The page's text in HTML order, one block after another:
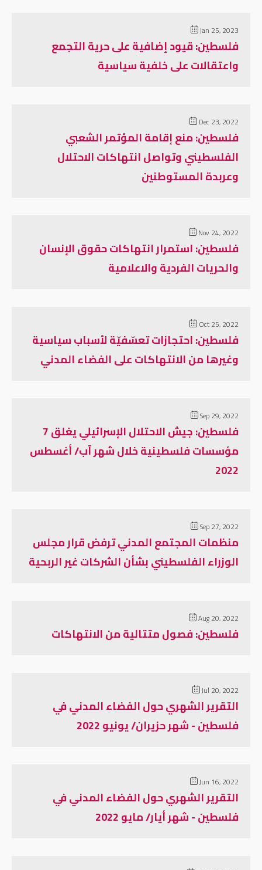
Jan 25, 2023
فلسطين: قيود إضافية على حرية التجمع
واعتقالات على خلفية سياسية
Dec 23, 2022
فلسطين: منع إقامة المؤتمر الشعبي
الفلسطيني وتواصل انتهاكات الاحتلال
وعربدة المستوطنين
Nov 24, 2022
فلسطين: استمرار انتهاكات حقوق الإنسان
والحريات الفردية والاعلامية
Oct 25, 2022
فلسطين: احتجازات تعسّفيّة لأسباب سياسية
وغيرها من الانتهاكات على الفضاء المدني
Sep 29, 2022
فلسطين: جيش الاحتلال الإسرائيلي يغلق 7
مؤسسات فلسطينية خلال شهر آب/ أغسطس
2022
Sep 27, 2022
منظمات المجتمع المدني ترفض قرار مجلس
الوزراء الفلسطيني بشأن الشركات غير الربحية
Aug 20, 2022
فلسطين: فصول متتالية من الانتهاكات
Jul 20, 2022
التقرير الشهري حول الفضاء المدني في
فلسطين - شهر حزيران/ يونيو 2022
Jun 16, 2022
التقرير الشهري حول الفضاء المدني في
فلسطين - شهر أيار/ مايو 2022